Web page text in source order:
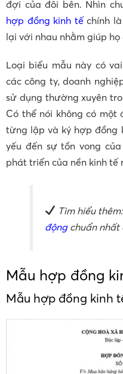
đợi của đôi bên. Nhìn
hợp đồng kinh tếchính là
lại với nhau nhằm giúp
Loại biểu mẫu này có
các công ty, doanh
sử dụng thường xuyên
Có thể nói không có
từng lập và ký hợp đồng
yếu đến sự tồn vong
phát triển của nền kinh tế
Tìm hiểu thêm:
độngchuẩn nhất
Mẫu hợp đồng
Mẫu hợp đồng kinh